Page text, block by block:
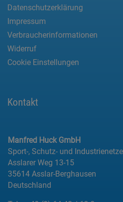
Datenschutzerklärung
Impressum
Verbraucherinformationen
Widerruf
Cookie Einstellungen
Kontakt
Manfred Huck GmbH
Sport-, Schutz- und Industrienetze
Asslarer Weg 13-15
35614 Asslar-Berghausen
Deutschland